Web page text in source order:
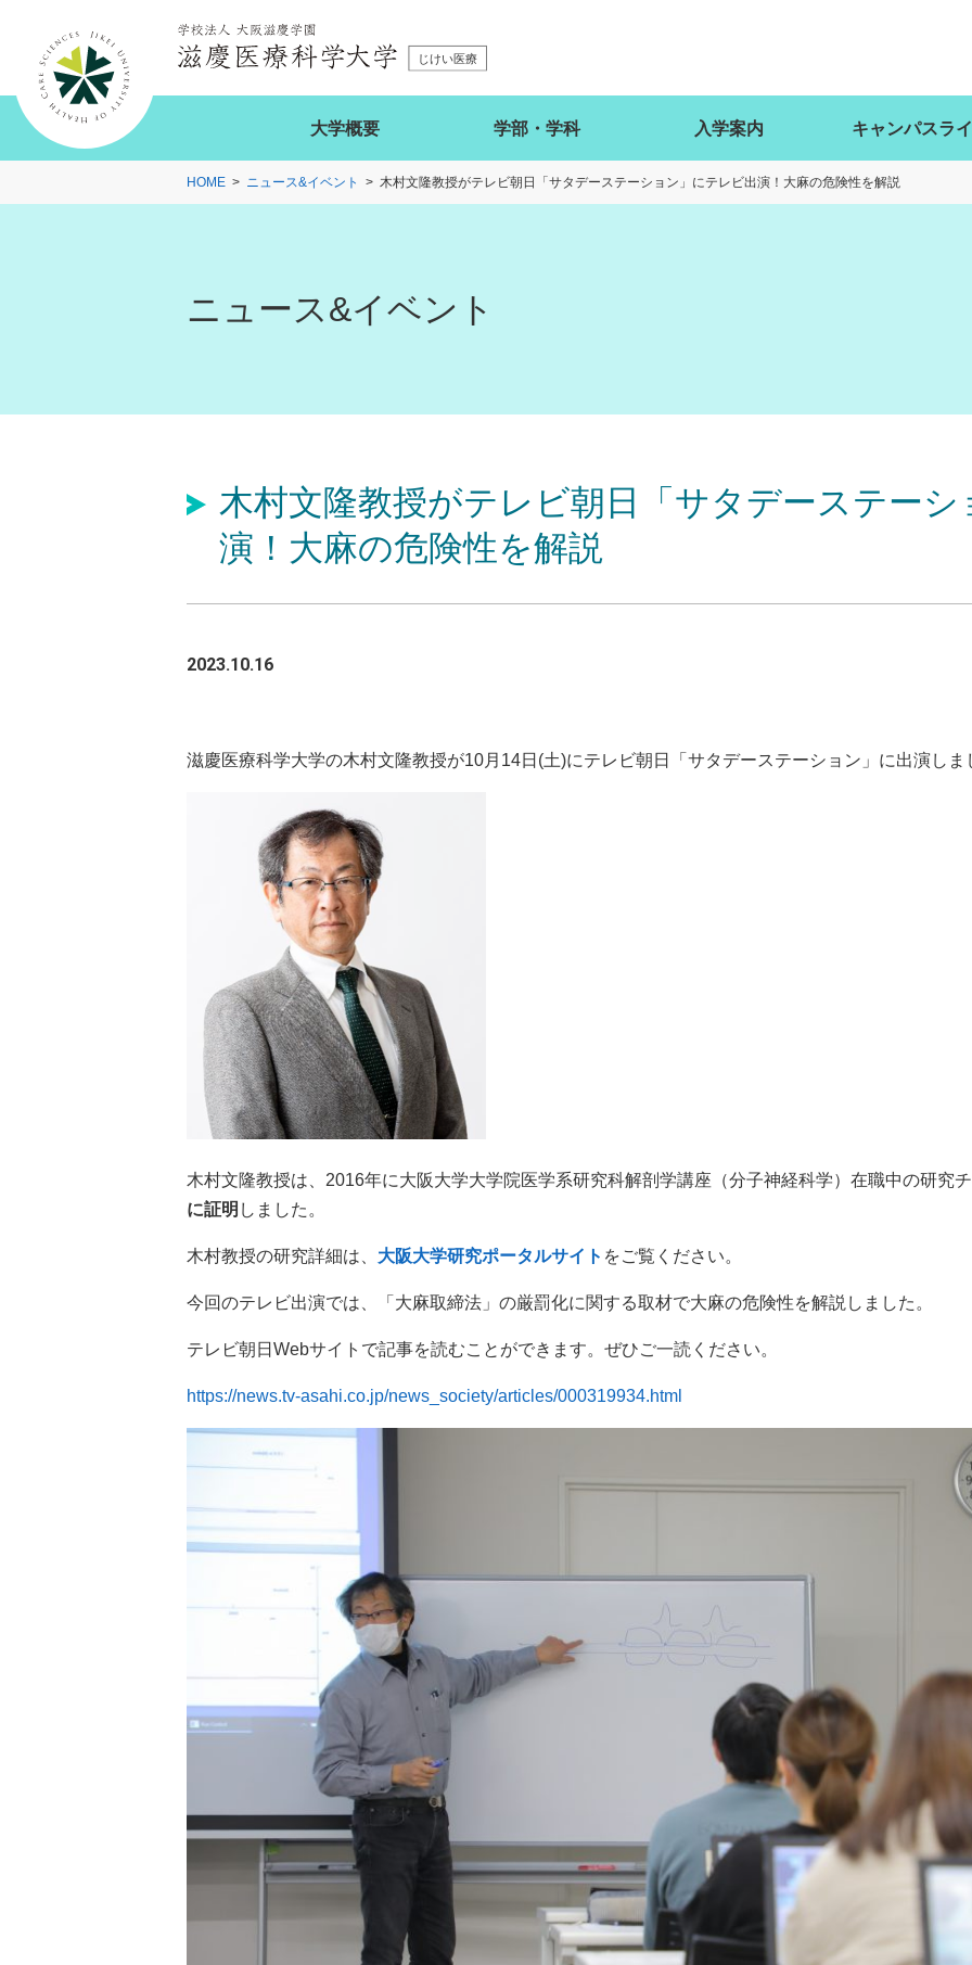
大学概要 学部・学科 入学案内 キャンパスラ
HOME ニュース&イベント 木村文隆教授がテレビ朝日「サタデーステーション」にテレビ出演！大麻の危険性を解説
ニュース&イベント
木村文隆教授がテレビ朝日「サタデーステー
演！大麻の危険性を解説
2023.10.16
滋慶医療科学大学の木村文隆教授が10月14日(土)にテレビ朝日「サタデーステーション」に出演しま
木村文隆教授は、2016年に大阪大学大学院医学系研究科解剖学講座（分子神経科学）在職中の研究
に証明 しました。
木村教授の研究詳細は、 大阪大学研究ポータルサイト をご覧ください。
今回のテレビ出演では、「大麻取締法」の厳罰化に関する取材で大麻の危険性を解説しました。
テレビ朝日Webサイトで記事を読むことができます。ぜひご一読ください。
https://news.tv-asahi.co.jp/news_society/articles/000319934.html